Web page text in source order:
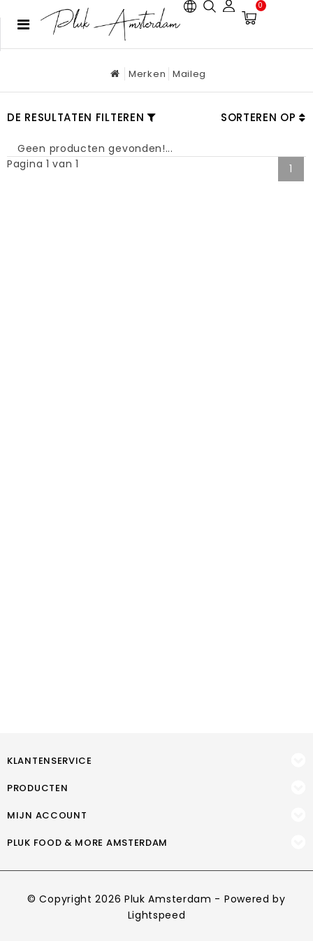
0
Merken Maileg
DE RESULTATEN FILTEREN SORTEREN OP
Geen producten gevonden!...
Pagina 1 van 1
1
KLANTENSERVICE
PRODUCTEN
MIJN ACCOUNT
PLUK FOOD & MORE AMSTERDAM
© Copyright 2026 Pluk Amsterdam - Powered by
Lightspeed